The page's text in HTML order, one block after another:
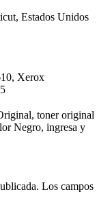
Estados Unidos
Xerox
toner original
Negro, ingresa y
Los campos